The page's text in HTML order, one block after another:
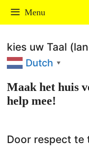
Ga
naar
inhoud
Menu
kies uw Taal
Dutch ▼
Maak het huis
help mee!
Door respect te